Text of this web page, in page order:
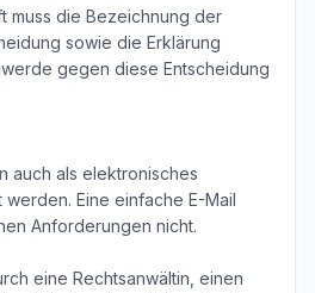
muss die Bezeichnung der
sowie die Erklärung
gegen diese Entscheidung
auch als elektronisches
Eine einfache E-Mail
Anforderungen nicht.
eine Rechtsanwältin, einen